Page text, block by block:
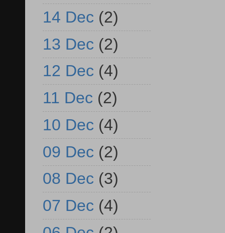
14 Dec (2)
13 Dec (2)
12 Dec (4)
11 Dec (2)
10 Dec (4)
09 Dec (2)
08 Dec (3)
07 Dec (4)